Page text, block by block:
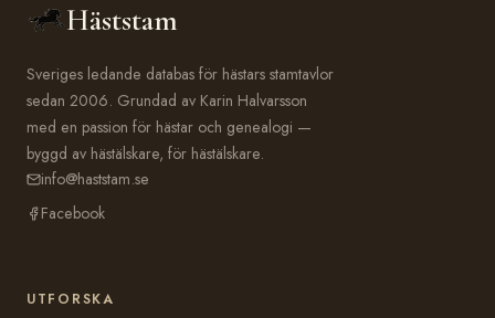
Häststam
Sveriges ledande databas för hästars stamtavlor
sedan 2006. Grundad av Karin Halvarsson
med en passion för hästar och genealogi —
byggd av hästälskare, för hästälskare.
info@haststam.se
Facebook
UTFORSKA